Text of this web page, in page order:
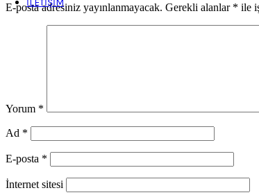
İLETIŞIM
E-posta adresiniz yayınlanmayacak. Gerekli alanlar * ile
Yorum *
Ad *
E-posta *
İnternet sitesi